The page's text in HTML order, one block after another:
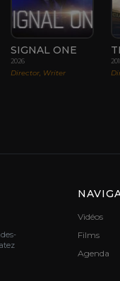
SIGNAL ONE
2026
Director, Writer
Vidéos
Films
Agenda